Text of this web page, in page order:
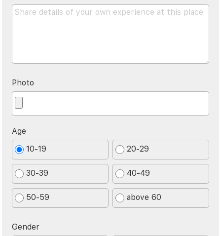
Photo
Age
10-19
20-29
30-39 40-49
50-59 above 60
Gender